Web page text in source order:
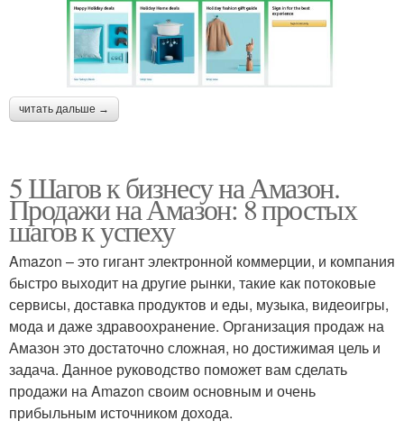
читать дальше →
5 Шагов к бизнесу на Амазон.
Продажи на Амазон: 8 простых
шагов к успеху
Amazon – это гигант электронной коммерции, и компания
быстро выходит на другие рынки, такие как потоковые
сервисы, доставка продуктов и еды, музыка, видеоигры,
мода и даже здравоохранение. Организация продаж на
Амазон это достаточно сложная, но достижимая цель и
задача. Данное руководство поможет вам сделать
продажи на Amazon своим основным и очень
прибыльным источником дохода.